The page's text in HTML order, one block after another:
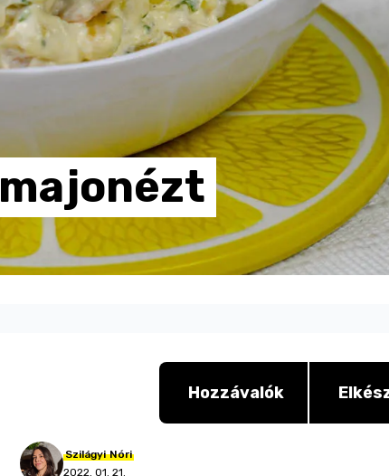
majonézt
Hozzávalók
Szilágyi Nóri
2022. 01. 21.